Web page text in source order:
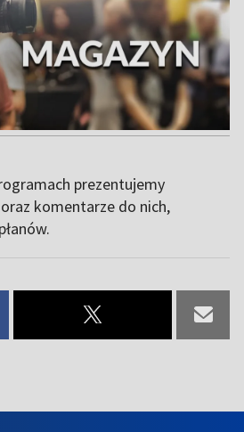
prezentujemy
komentarze do nich,